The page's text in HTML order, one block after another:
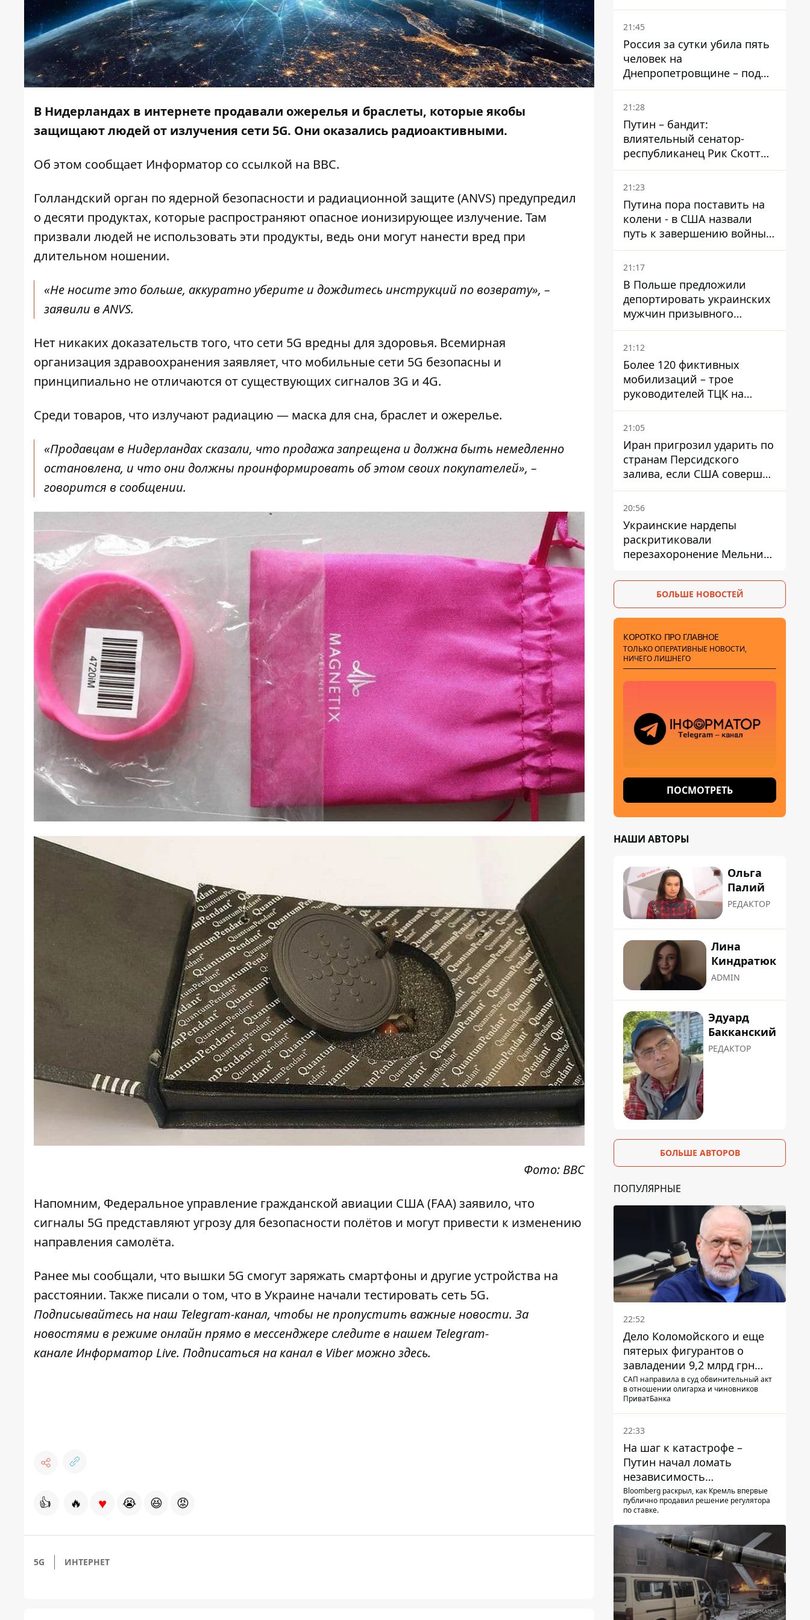
В Нидерландах в интернете продавали ожерелья и браслеты, которые якобы
защищают людей от излучения сети 5G. Они оказались радиоактивными.
Об этом сообщает Информатор со ссылкой на ВВС.
Голландский орган по ядерной безопасности и радиационной защите (ANVS) предупредил
о десяти продуктах, которые распространяют опасное ионизирующее излучение. Там
призвали людей не использовать эти продукты, ведь они могут нанести вред при
длительном ношении.
«Не носите это больше, аккуратно уберите и дождитесь инструкций по возврату», –
заявили в ANVS.
Нет никаких доказательств того, что сети 5G вредны для здоровья. Всемирная
организация здравоохранения заявляет, что мобильные сети 5G безопасны и
принципиально не отличаются от существующих сигналов 3G и 4G.
Среди товаров, что излучают радиацию — маска для сна, браслет и ожерелье.
«Продавцам в Нидерландах сказали, что продажа запрещена и должна быть немедленно
остановлена, и что они должны проинформировать об этом своих покупателей», –
говорится в сообщении.
Фото: ВВС
Напомним, Федеральное управление гражданской авиации США (FAA) заявило, что
сигналы 5G представляют угрозу для безопасности полётов и могут привести к изменению
направления самолёта.
Ранее мы сообщали, что вышки 5G смогут заряжать смартфоны и другие устройства на
расстоянии. Также писали о том, что в Украине начали тестировать сеть 5G.
Подписывайтесь на наш Telegram-канал, чтобы не пропустить важные новости. За
новостями в режиме онлайн прямо в мессенджере следите в нашем Telegram-
канале Информатор Live. Подписаться на канал в Viber можноздесь.
👍 🔥 ♥ 😭 😆 😡
5G ИНТЕРНЕТ
– он возглавил народное
голосование
21:45
Россия за сутки убила пять
человек на
Днепропетровщине – под
ударами оказались пять
районов области
21:28
Путин – бандит:
влиятельный сенатор-
республиканец Рик Скотт
призвал Конгресс привлечь
РФ к ответственности за
21:23
Путина пора поставить на
колени - в США назвали
путь к завершению войны -
National Security Journal
21:17
В Польше предложили
депортировать украинских
мужчин призывного
возраста - кого это может
затронуть
21:12
Более 120 фиктивных
мобилизаций – трое
руководителей ТЦК на
Волыни и Буковине
получили подозрения за
21:05
Иран пригрозил ударить по
странам Персидского
залива, если США совершат
хотя бы одну атаку - Reuters
20:56
Украинские нардепы
раскритиковали
перезахоронение Мельника
дипломатической изоляции
БОЛЬШЕ НОВОСТЕЙ
КОРОТКО ПРО ГЛАВНОЕ
ТОЛЬКО ОПЕРАТИВНЫЕ НОВОСТИ,
НИЧЕГО ЛИШНЕГО
ПОСМОТРЕТЬ
НАШИ АВТОРЫ
Ольга
Палий
РЕДАКТОР
Лина
Киндратюк
ADMIN
Эдуард
Бакканский
РЕДАКТОР
БОЛЬШЕ АВТОРОВ
ПОПУЛЯРНЫЕ
22:52
Дело Коломойского и еще
пятерых фигурантов о
завладении 9,2 млрд грн
ПриватБанка направили в
суд
САП направила в суд обвинительный акт
в отношении олигарха и чиновников
ПриватБанка
22:33
На шаг к катастрофе –
Путин начал ломать
независимость
собственного Центробанка,
заставив снизить базовую
Bloomberg раскрыл, как Кремль впервые
публично продавил решение регулятора
по ставке.